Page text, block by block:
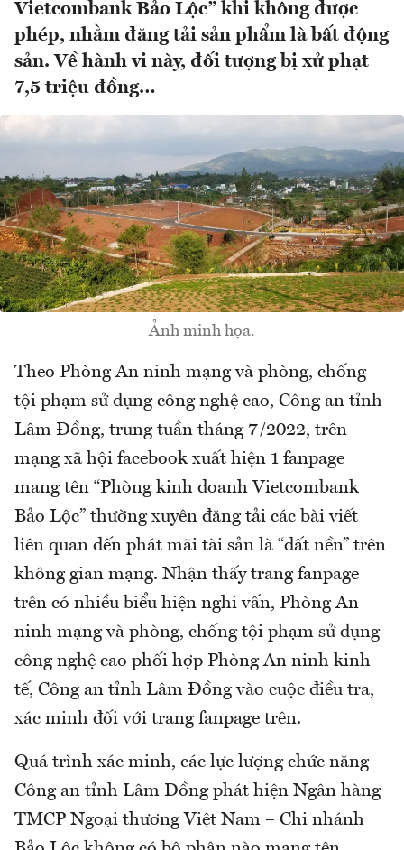
Vietcombank Bảo Lộc” khi không được
phép, nhằm đăng tải sản phẩm là bất động
sản. Về hành vi này, đối tượng bị xử phạt
7,5 triệu đồng…
Ảnh minh họa.
Theo Phòng An ninh mạng và phòng, chống
tội phạm sử dụng công nghệ cao, Công an tỉnh
Lâm Đồng, trung tuần tháng 7/2022, trên
mạng xã hội facebook xuất hiện 1 fanpage
mang tên “Phòng kinh doanh Vietcombank
Bảo Lộc” thường xuyên đăng tải các bài viết
liên quan đến phát mãi tài sản là “đất nền” trên
không gian mạng. Nhận thấy trang fanpage
trên có nhiều biểu hiện nghi vấn, Phòng An
ninh mạng và phòng, chống tội phạm sử dụng
công nghệ cao phối hợp Phòng An ninh kinh
tế, Công an tỉnh Lâm Đồng vào cuộc điều tra,
xác minh đối với trang fanpage trên.
Quá trình xác minh, các lực lượng chức năng
Công an tỉnh Lâm Đồng phát hiện Ngân hàng
TMCP Ngoại thương Việt Nam – Chi nhánh